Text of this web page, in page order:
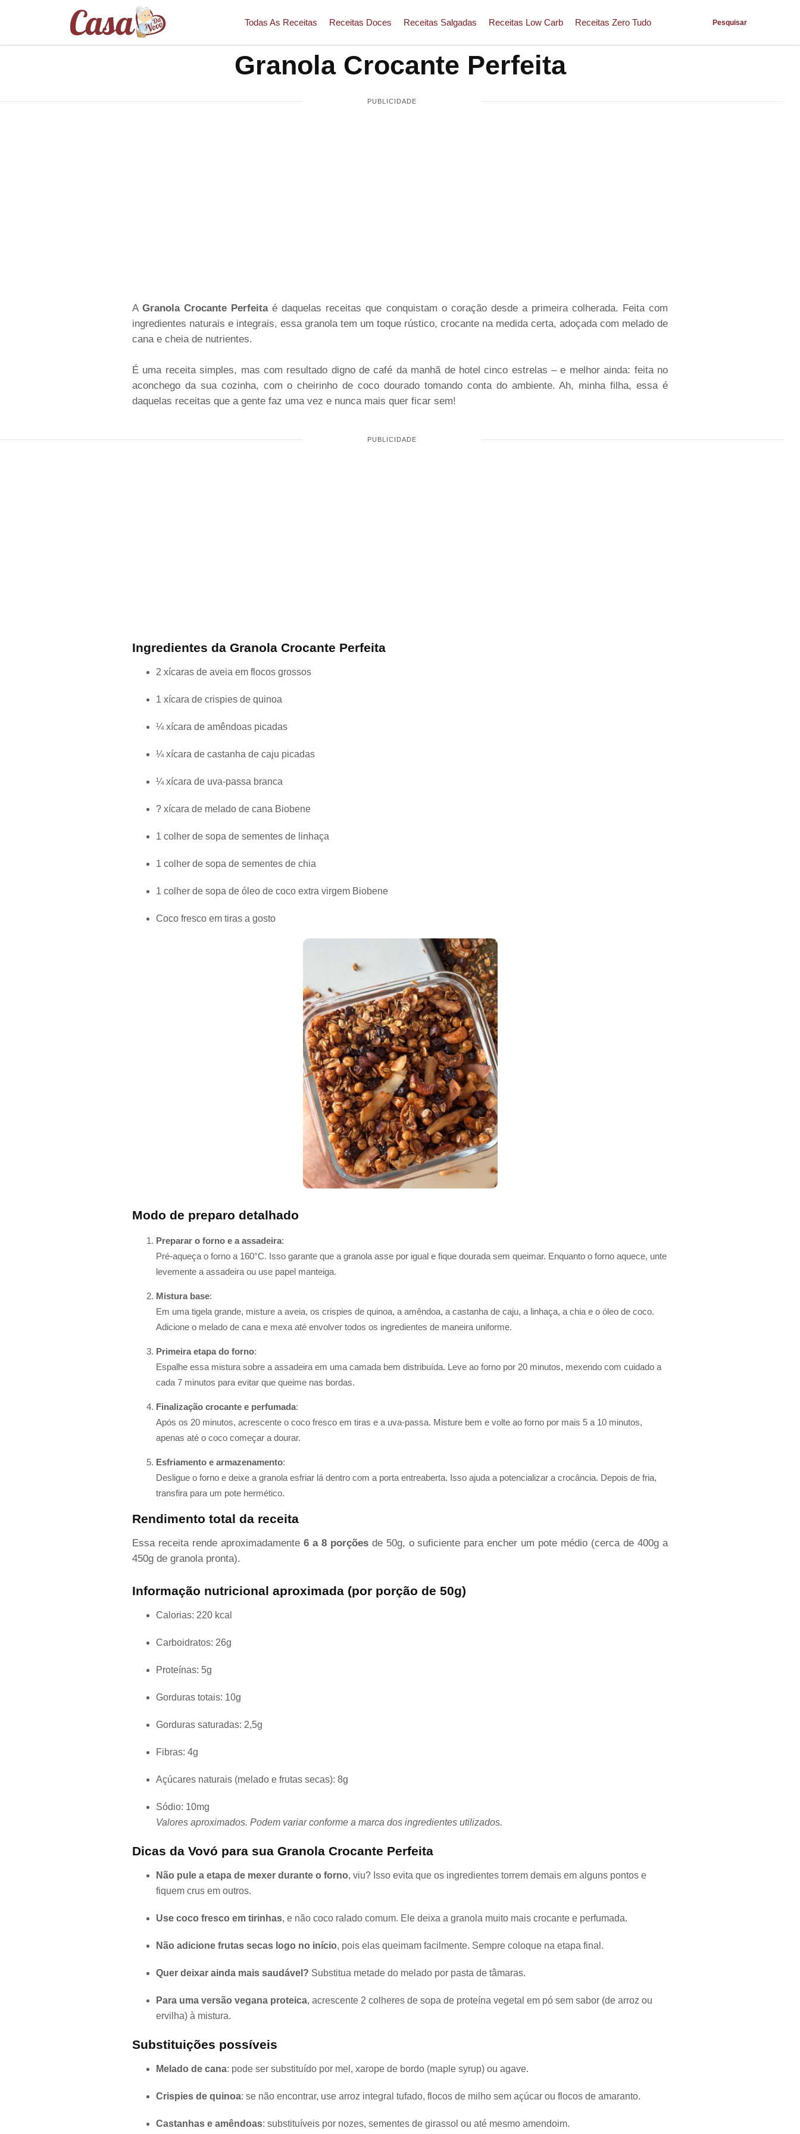
Todas As Receitas Receitas Doces Receitas Salgadas Receitas Low Carb Receitas Zero Tudo Pesquisar
Granola Crocante Perfeita
AGranola Crocante Perfeitaé daquelas receitas que conquistam o coração desde a primeira colherada. Feita com
ingredientes naturais e integrais, essa granola tem um toque rústico, crocante na medida certa, adoçada com melado de
cana e cheia de nutrientes.
É uma receita simples, mas com resultado digno de café da manhã de hotel cinco estrelas – e melhor ainda: feita no
aconchego da sua cozinha, com o cheirinho de coco dourado tomando conta do ambiente. Ah, minha filha, essa é
daquelas receitas que a gente faz uma vez e nunca mais quer ficar sem!
Ingredientes da Granola Crocante Perfeita
2 xícaras de aveia em flocos grossos
1 xícara de crispies de quinoa
¼ xícara de amêndoas picadas
¼ xícara de castanha de caju picadas
¼ xícara de uva-passa branca
? xícara de melado de cana Biobene
1 colher de sopa de sementes de linhaça
1 colher de sopa de sementes de chia
1 colher de sopa de óleo de coco extra virgem Biobene
Coco fresco em tiras a gosto
Modo de preparo detalhado
Preparar o forno e a assadeira:
Pré-aqueça o forno a 160°C. Isso garante que a granola asse por igual e fique dourada sem queimar. Enquanto o forno aquece, unte
levemente a assadeira ou use papel manteiga.
Mistura base:
Em uma tigela grande, misture a aveia, os crispies de quinoa, a amêndoa, a castanha de caju, a linhaça, a chia e o óleo de coco.
Adicione o melado de cana e mexa até envolver todos os ingredientes de maneira uniforme.
Primeira etapa do forno:
Espalhe essa mistura sobre a assadeira em uma camada bem distribuída. Leve ao forno por 20 minutos, mexendo com cuidado a
cada 7 minutos para evitar que queime nas bordas.
Finalização crocante e perfumada:
Após os 20 minutos, acrescente o coco fresco em tiras e a uva-passa. Misture bem e volte ao forno por mais 5 a 10 minutos,
apenas até o coco começar a dourar.
Esfriamento e armazenamento:
Desligue o forno e deixe a granola esfriar lá dentro com a porta entreaberta. Isso ajuda a potencializar a crocância. Depois de fria,
transfira para um pote hermético.
Rendimento total da receita
Essa receita rende aproximadamente 6 a 8 porçõesde 50g, o suficiente para encher um pote médio (cerca de 400g a
450g de granola pronta).
Informação nutricional aproximada (por porção de 50g)
Calorias: 220 kcal
Carboidratos: 26g
Proteínas: 5g
Gorduras totais: 10g
Gorduras saturadas: 2,5g
Fibras: 4g
Açúcares naturais (melado e frutas secas): 8g
Sódio: 10mg
Valores aproximados. Podem variar conforme a marca dos ingredientes utilizados.
Dicas da Vovó para sua Granola Crocante Perfeita
Não pule a etapa de mexer durante o forno, viu? Isso evita que os ingredientes torrem demais em alguns pontos e
fiquem crus em outros.
Use coco fresco em tirinhas, e não coco ralado comum. Ele deixa a granola muito mais crocante e perfumada.
Não adicione frutas secas logo no início, pois elas queimam facilmente. Sempre coloque na etapa final.
Quer deixar ainda mais saudável? Substitua metade do melado por pasta de tâmaras.
Para uma versão vegana proteica, acrescente 2 colheres de sopa de proteína vegetal em pó sem sabor (de arroz ou
ervilha) à mistura.
Substituições possíveis
Melado de cana: pode ser substituído por mel, xarope de bordo (maple syrup) ou agave.
Crispies de quinoa: se não encontrar, use arroz integral tufado, flocos de milho sem açúcar ou flocos de amaranto.
Castanhas e amêndoas: substituíveis por nozes, sementes de girassol ou até mesmo amendoim.